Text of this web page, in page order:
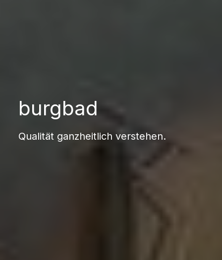
burgbad
Qualität ganzheitlich verstehen.